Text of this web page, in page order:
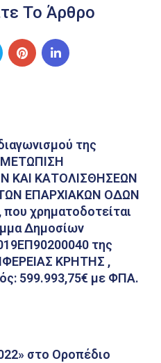
Το Άρθρο
της
ΚΑΙ ΚΑΤΟΛΙΣΘΗΣΕΩΝ
ΕΠΑΡΧΙΑΚΩΝ ΟΔΩΝ
που χρηματοδοτείται
Δημοσίων
της
ΚΡΗΤΗΣ ,
599.993,75€ με ΦΠΑ.
στο Οροπέδιο